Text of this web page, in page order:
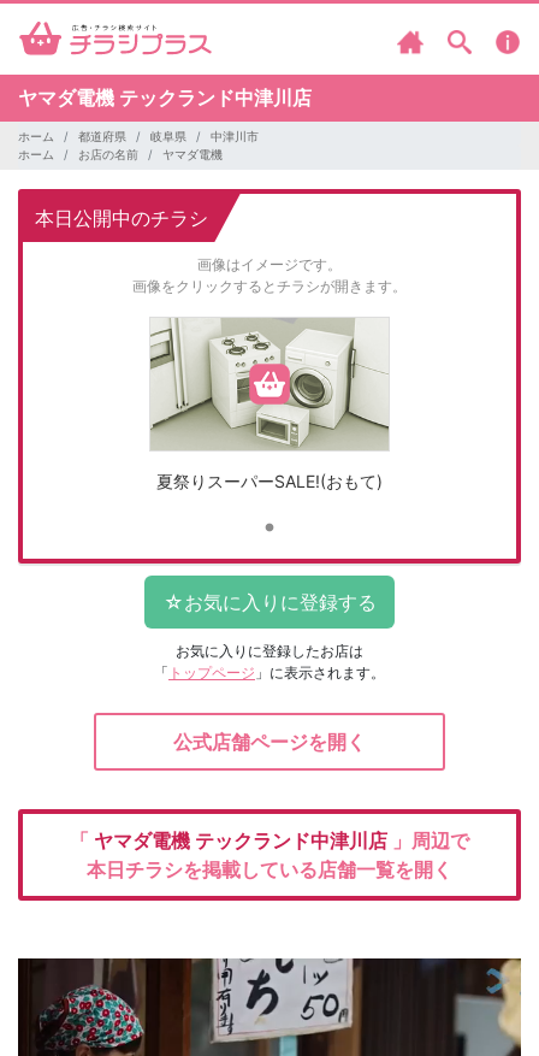
ヤマダ電機 テックランド中津川店
ホーム 都道府県 岐阜県
中津川市
ホーム
お店の名前 ヤマダ電機
本日公開中のチラシ
画像はイメージです。
画像をクリックするとチラシが開きます。
夏祭りスーパーSALE!(おもて)
お気に入りに登録したお店は
「 トップページ 」に表示されます。
公式店舗ページを開く
「 ヤマダ電機 テックランド中津川店 」周辺で
本日チラシを掲載している店舗一覧を開く